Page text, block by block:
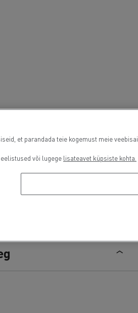
et parandada teie kogemust meie
või lugege lisateavet küpsiste kohta.